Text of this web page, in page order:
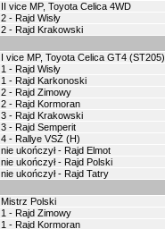
II vice MP, Toyota Celica 4WD
2 - Rajd Wisły
2 - Rajd Krakowski
I vice MP, Toyota Celica GT4 (ST205)
1 - Rajd Wisły
1 - Rajd Karkonoski
2 - Rajd Zimowy
2 - Rajd Kormoran
3 - Rajd Krakowski
3 - Rajd Semperit
4 - Rallye VSŻ (H)
nie ukończył - Rajd Elmot
nie ukończył - Rajd Polski
nie ukończył - Rajd Tatry
Mistrz Polski
1 - Rajd Zimowy
1 - Rajd Kormoran